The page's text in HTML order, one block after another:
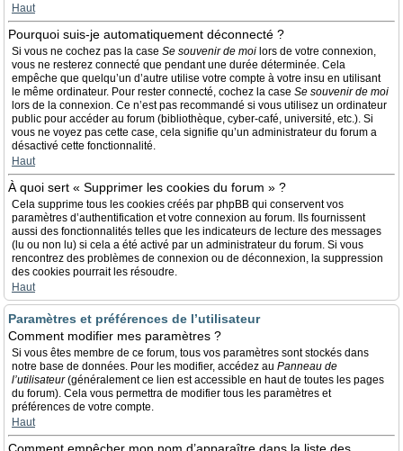
Haut
Pourquoi suis-je automatiquement déconnecté ?
Si vous ne cochez pas la case Se souvenir de moi lors de votre connexion,
vous ne resterez connecté que pendant une durée déterminée. Cela
empêche que quelqu’un d’autre utilise votre compte à votre insu en utilisant
le même ordinateur. Pour rester connecté, cochez la case Se souvenir de moi
lors de la connexion. Ce n’est pas recommandé si vous utilisez un ordinateur
public pour accéder au forum (bibliothèque, cyber-café, université, etc.). Si
vous ne voyez pas cette case, cela signifie qu’un administrateur du forum a
désactivé cette fonctionnalité.
Haut
À quoi sert « Supprimer les cookies du forum » ?
Cela supprime tous les cookies créés par phpBB qui conservent vos
paramètres d’authentification et votre connexion au forum. Ils fournissent
aussi des fonctionnalités telles que les indicateurs de lecture des messages
(lu ou non lu) si cela a été activé par un administrateur du forum. Si vous
rencontrez des problèmes de connexion ou de déconnexion, la suppression
des cookies pourrait les résoudre.
Haut
Paramètres et préférences de l’utilisateur
Comment modifier mes paramètres ?
Si vous êtes membre de ce forum, tous vos paramètres sont stockés dans
notre base de données. Pour les modifier, accédez au Panneau de
l’utilisateur(généralement ce lien est accessible en haut de toutes les pages
du forum). Cela vous permettra de modifier tous les paramètres et
préférences de votre compte.
Haut